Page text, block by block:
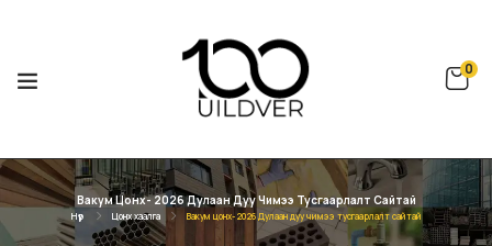
0
Вакум Цонх- 2026 Дулаан Дуу Чимээ Тусгаарлалт Сайтай
Нүүр Цонх хаалга Вакум цонх- 2026 Дулаан дуу чимээ тусгаарлалт сайтай